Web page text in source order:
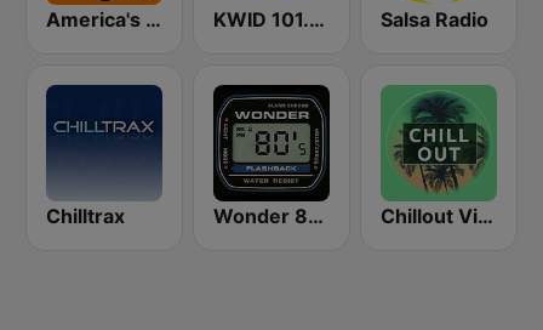
America's Greatest 70s Hits KWID 101.9 La Buena Salsa Radio
Chilltrax Wonder 80's Chillout Vibes